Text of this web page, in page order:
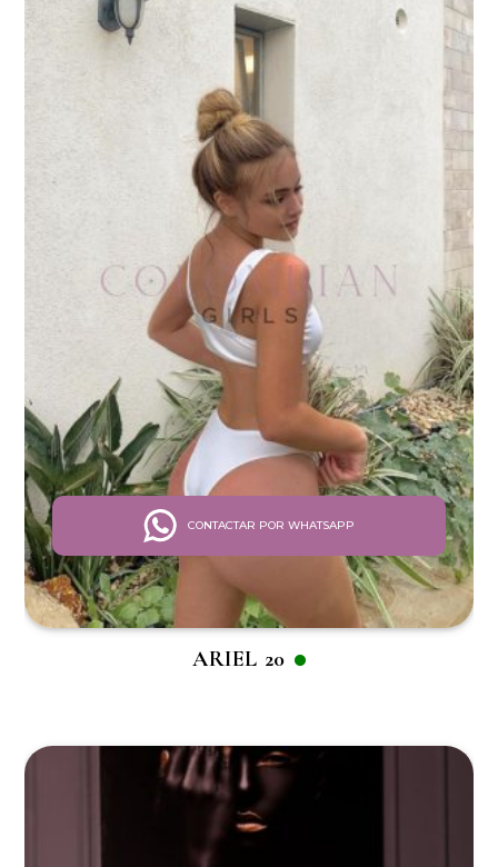
CONTACTAR POR WHATSAPP
ARIEL 20